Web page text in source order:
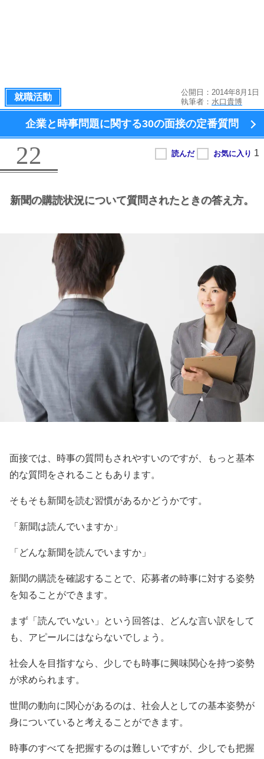
就職活動
公開日：2014年8月1日
執筆者： 水口貴博
企業と時事問題に関する30の面接の定番質問
22
新聞の購読状況について質問されたときの答え方。
面接では、時事の質問もされやすいのですが、もっと基本
的な質問をされることもあります。
そもそも新聞を読む習慣があるかどうかです。
「新聞は読んでいますか」
「どんな新聞を読んでいますか」
新聞の購読を確認することで、応募者の時事に対する姿勢
を知ることができます。
まず「読んでいない」という回答は、どんな言い訳をして
も、アピールにはならないでしょう。
社会人を目指すなら、少しでも時事に興味関心を持つ姿勢
が求められます。
世間の動向に関心があるのは、社会人としての基本姿勢が
身についていると考えることができます。
時事のすべてを把握するのは難しいですが、少しでも把握